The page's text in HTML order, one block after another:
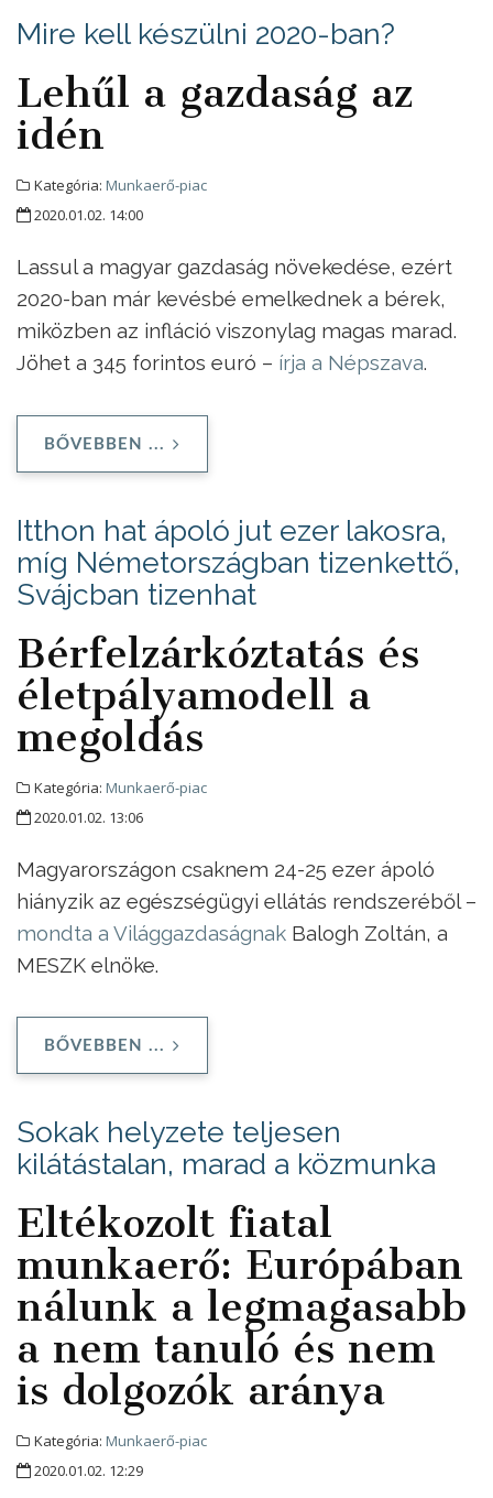
Mire kell készülni 2020-ban?
Lehűl a gazdaság az
idén
Kategória: Munkaerő-piac
2020.01.02. 14:00
Lassul a magyar gazdaság növekedése, ezért
2020-ban már kevésbé emelkednek a bérek,
miközben az infláció viszonylag magas marad.
Jöhet a 345 forintos euró – írja a Népszava.
BŐVEBBEN ...
Itthon hat ápoló jut ezer lakosra,
míg Németországban tizenkettő,
Svájcban tizenhat
Bérfelzárkóztatás és
életpályamodell a
megoldás
Kategória: Munkaerő-piac
2020.01.02. 13:06
Magyarországon csaknem 24-25 ezer ápoló
hiányzik az egészségügyi ellátás rendszeréből –
mondta a Világgazdaságnak Balogh Zoltán, a
MESZK elnöke.
BŐVEBBEN ...
Sokak helyzete teljesen
kilátástalan, marad a közmunka
Eltékozolt fiatal
munkaerő: Európában
nálunk a legmagasabb
a nem tanuló és nem
is dolgozók aránya
Kategória: Munkaerő-piac
2020.01.02. 12:29